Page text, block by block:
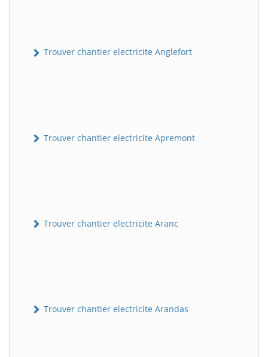
Trouver chantier electricite Anglefort
Trouver chantier electricite Apremont
Trouver chantier electricite Aranc
Trouver chantier electricite Arandas